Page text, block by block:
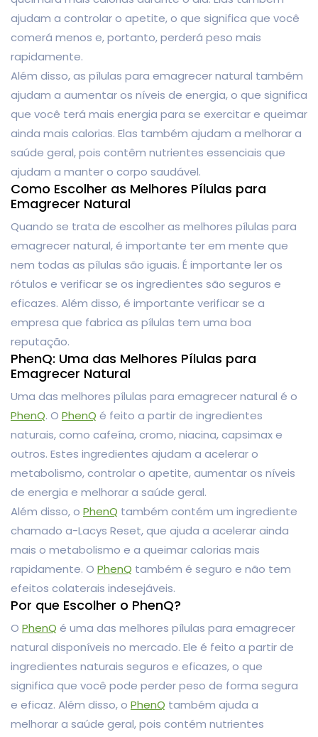
ajudam a controlar o apetite, o que significa que você
comerá menos e, portanto, perderá peso mais
rapidamente.
Além disso, as pílulas para emagrecer natural também
ajudam a aumentar os níveis de energia, o que significa
que você terá mais energia para se exercitar e queimar
ainda mais calorias. Elas também ajudam a melhorar a
saúde geral, pois contêm nutrientes essenciais que
ajudam a manter o corpo saudável.
Como Escolher as Melhores Pílulas para
Emagrecer Natural
Quando se trata de escolher as melhores pílulas para
emagrecer natural, é importante ter em mente que
nem todas as pílulas são iguais. É importante ler os
rótulos e verificar se os ingredientes são seguros e
eficazes. Além disso, é importante verificar se a
empresa que fabrica as pílulas tem uma boa
reputação.
PhenQ: Uma das Melhores Pílulas para
Emagrecer Natural
Uma das melhores pílulas para emagrecer natural é o
PhenQ. O PhenQ é feito a partir de ingredientes
naturais, como cafeína, cromo, niacina, capsimax e
outros. Estes ingredientes ajudam a acelerar o
metabolismo, controlar o apetite, aumentar os níveis
de energia e melhorar a saúde geral.
Além disso, o PhenQ também contém um ingrediente
chamado a-Lacys Reset, que ajuda a acelerar ainda
mais o metabolismo e a queimar calorias mais
rapidamente. O PhenQ também é seguro e não tem
efeitos colaterais indesejáveis.
Por que Escolher o PhenQ?
O PhenQ é uma das melhores pílulas para emagrecer
natural disponíveis no mercado. Ele é feito a partir de
ingredientes naturais seguros e eficazes, o que
significa que você pode perder peso de forma segura
e eficaz. Além disso, o PhenQ também ajuda a
melhorar a saúde geral, pois contém nutrientes